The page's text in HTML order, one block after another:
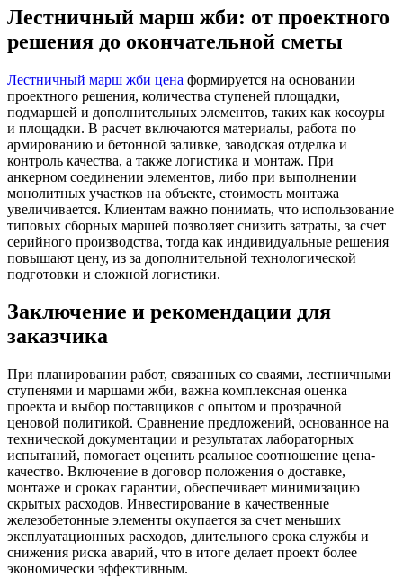
Лестничный марш жби: от проектного
решения до окончательной сметы
Лестничный марш жби цена формируется на основании
проектного решения, количества ступеней площадки,
подмаршей и дополнительных элементов, таких как косоуры
и площадки. В расчет включаются материалы, работа по
армированию и бетонной заливке, заводская отделка и
контроль качества, а также логистика и монтаж. При
анкерном соединении элементов, либо при выполнении
монолитных участков на объекте, стоимость монтажа
увеличивается. Клиентам важно понимать, что использование
типовых сборных маршей позволяет снизить затраты, за счет
серийного производства, тогда как индивидуальные решения
повышают цену, из за дополнительной технологической
подготовки и сложной логистики.
Заключение и рекомендации для
заказчика
При планировании работ, связанных со сваями, лестничными
ступенями и маршами жби, важна комплексная оценка
проекта и выбор поставщиков с опытом и прозрачной
ценовой политикой. Сравнение предложений, основанное на
технической документации и результатах лабораторных
испытаний, помогает оценить реальное соотношение цена-
качество. Включение в договор положения о доставке,
монтаже и сроках гарантии, обеспечивает минимизацию
скрытых расходов. Инвестирование в качественные
железобетонные элементы окупается за счет меньших
эксплуатационных расходов, длительного срока службы и
снижения риска аварий, что в итоге делает проект более
экономически эффективным.